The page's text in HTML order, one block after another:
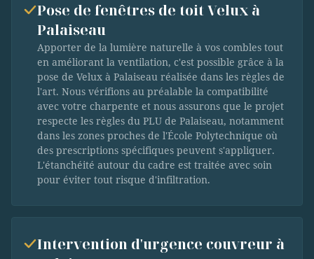
Pose de fenêtres de toit Velux à
Palaiseau
Apporter de la lumière naturelle à vos combles tout
en améliorant la ventilation, c'est possible grâce à la
pose de Velux à Palaiseau réalisée dans les règles de
l'art. Nous vérifions au préalable la compatibilité
avec votre charpente et nous assurons que le projet
respecte les règles du PLU de Palaiseau, notamment
dans les zones proches de l'École Polytechnique où
des prescriptions spécifiques peuvent s'appliquer.
L'étanchéité autour du cadre est traitée avec soin
pour éviter tout risque d'infiltration.
Intervention d'urgence couvreur à